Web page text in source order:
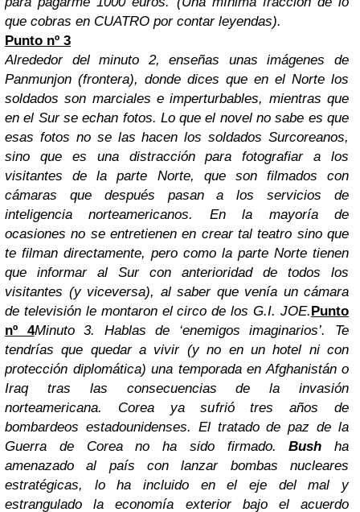
que cobras en CUATRO por contar leyendas).
Punto nº 3
Alrededor delminuto 2, enseñas unas imágenes de
Panmunjon (frontera), donde dices que en el Norte los
soldados son marciales e imperturbables, mientras que
en el Sur se echan fotos. Lo que el novel no sabe es que
esas fotos no se las hacen los soldados Surcoreanos,
sino que es una distracción para fotografiar a los
visitantes de la parte Norte, que son filmados con
cámaras que después pasan a los servicios de
inteligencia norteamericanos. En la mayoría de
ocasiones no se entretienen en crear tal teatro sino que
te filman directamente, pero como la parte Norte tienen
que informar al Sur con anterioridad de todos los
visitantes (y viceversa), al saber que venía un cámara
de televisión le montaron el circo de los G.I. JOE.Punto
nº 4Minuto 3. Hablas de ‘enemigos imaginarios’.
Te
tendrías que quedar a vivir (y no en un hotel ni con
protección diplomática) una temporada en Afghanistán o
Iraq tras las consecuencias de la invasión
norteamericana. Corea ya sufrió tres años de
bombardeos estadounidenses. El tratado de paz de la
Guerra de Corea no ha sido firmado.Bush ha
amenazado al país con lanzar bombas nucleares
estratégicas, lo ha incluido en el eje del mal y
estrangulado la economía exterior bajo el acuerdo